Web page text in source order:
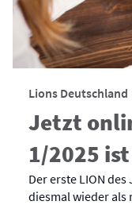
Lions Deutschland
Jetzt
1/2025
Der erste LION
diesmal wieder als